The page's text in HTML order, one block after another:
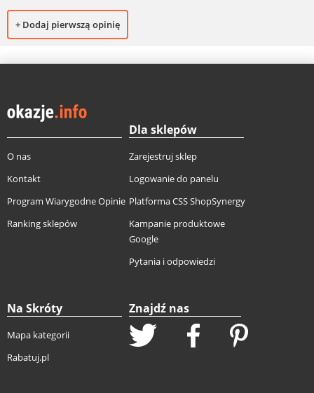
+ Dodaj pierwszą opinię
O nas
Kontakt
Program Wiarygodne Opinie
Ranking sklepów
Dla sklepów
Zarejestruj sklep
Logowanie do panelu
Platforma CSS ShopSynergy
Kampanie produktowe
Google
Pytania i odpowiedzi
Na Skróty
Mapa kategorii
Rabatuj.pl
Znajdź nas